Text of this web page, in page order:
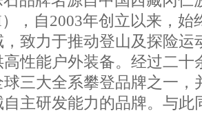
，自2003年创立以来，
致力于推动登山及探险运
性能户外装备。经过二十
三大全系攀登品牌之一，
主研发能力的品牌。与此